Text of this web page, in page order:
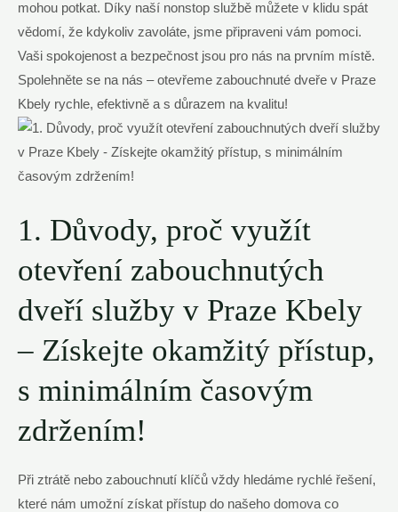
mohou potkat. Díky naší nonstop službě můžete v klidu spát
vědomí, že kdykoliv zavoláte, jsme připraveni vám pomoci.
Vaši spokojenost a bezpečnost jsou pro nás na prvním místě.
Spolehněte se na nás – otevřeme zabouchnuté dveře v Praze
Kbely rychle, efektivně a s důrazem na kvalitu!
1. Důvody, proč využít
otevření zabouchnutých
dveří služby v Praze Kbely
– Získejte okamžitý přístup,
s minimálním časovým
zdržením!
Při ztrátě nebo zabouchnutí klíčů vždy hledáme rychlé řešení,
které nám umožní získat přístup do našeho domova co